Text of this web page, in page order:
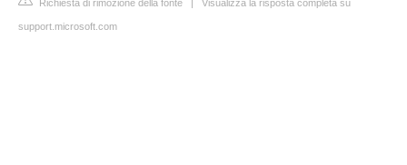
Richiesta di rimozione della fonte | Visualizza la risposta completa su
support.microsoft.com